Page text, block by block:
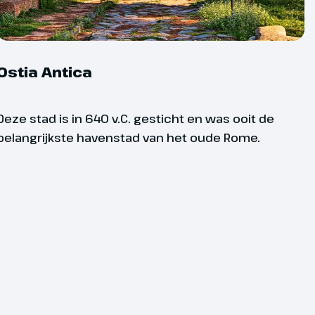
Antica
stad is in 640 v.C. gesticht en was ooit de
havenstad van het oude Rome.
is dit:
uiterlijk 8 dagen voor vertrek;
dagen: uiterlijk 14 dagen voor vertrek;
uiterlijk 21 dagen voor vertrek.